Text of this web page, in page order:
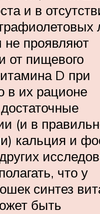
и в
не проявляют
от пищевого
D при
в их рационе
(и в
кальция и
что у
синтез
быть